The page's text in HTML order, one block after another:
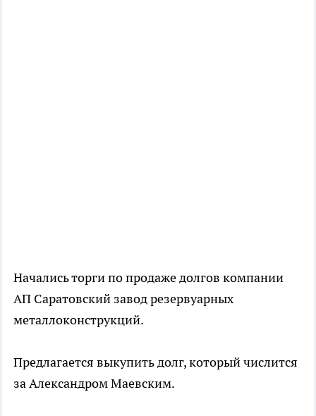
Начались торги по продаже долгов компании
АП Саратовский завод резервуарных
металлоконструкций.
Предлагается выкупить долг, который числится
за Александром Маевским.